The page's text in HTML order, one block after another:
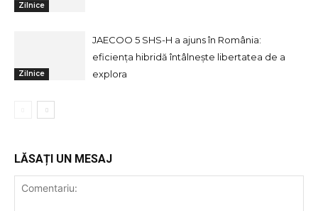
Zilnice
Zilnice
JAECOO 5 SHS-H a ajuns în România:
eficiența hibridă întâlnește libertatea de a
explora
LĂSAȚI UN MESAJ